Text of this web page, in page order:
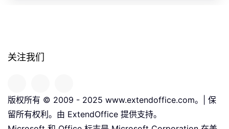
关注我们
版权所有 © 2009 - 2025 www.extendoffice.com。| 保
留所有权利。由 ExtendOffice 提供支持。